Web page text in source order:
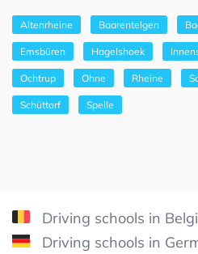
Altenrheine Baarentelgen
Emsbüren Hagelshoek
Ochtrup Ohne Rheine
Schüttorf Spelle
Driving schools in
Driving schools in